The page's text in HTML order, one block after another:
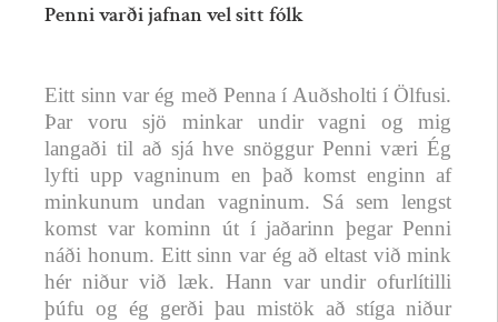
Penni varði jafnan vel sitt fólk
Eitt sinn var ég með Penna í Auðsholti í Ölfusi.
Þar voru sjö minkar undir vagni og mig
langaði til að sjá hve snöggur Penni væri Ég
lyfti upp vagninum en það komst enginn af
minkunum undan vagninum. Sá sem lengst
komst var kominn út í jaðarinn þegar Penni
náði honum. Eitt sinn var ég að eltast við mink
hér niður við læk. Hann var undir ofurlítilli
þúfu og ég gerði þau mistök að stíga niður